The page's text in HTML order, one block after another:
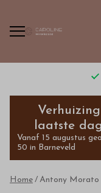
Antony
Morato
T-
Shirt
laatste
Vanaf 15 augustus
50 in Barneveld
Home Antony Morato